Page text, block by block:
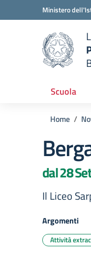
Vai ai contenuti
Vai al menu di navigazione
Ministero
scuola
Scuola
Home
dal 28
Il Liceo
Argomenti
Attività